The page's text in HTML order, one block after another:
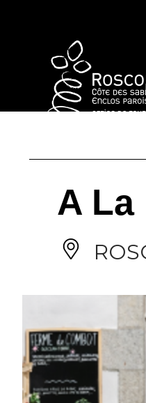
A La